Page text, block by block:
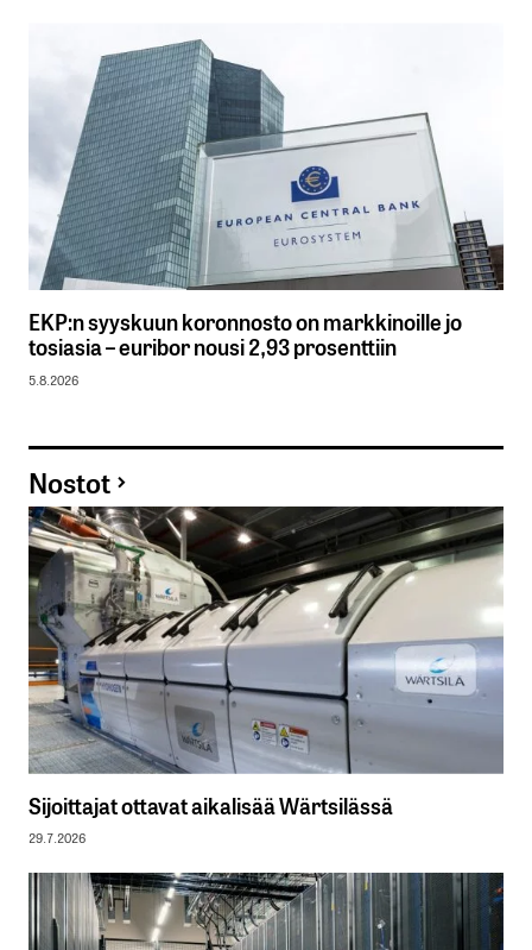
EKP:n syyskuun koronnosto on markkinoille jo
tosiasia – euribor nousi 2,93 prosenttiin
5.8.2026
Nostot
Sijoittajat ottavat aikalisää Wärtsilässä
29.7.2026